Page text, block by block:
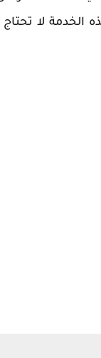
الخدمة لا